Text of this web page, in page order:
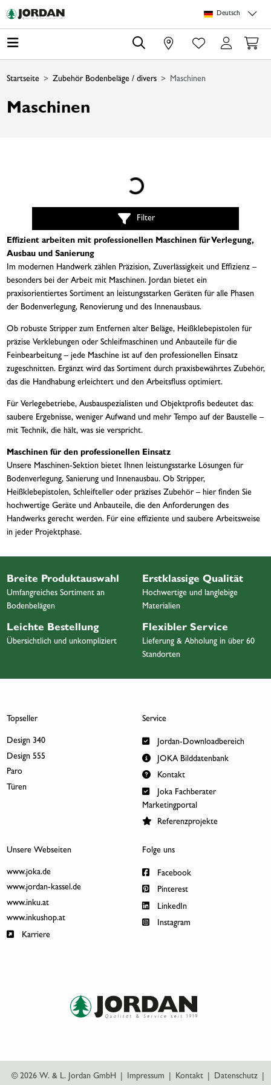
Deutsch
0
Startseite Zubehör Bodenbeläge / divers Maschinen
Maschinen
Loading...
Filter
Effizient arbeiten mit professionellen Maschinen für Verlegung,
Ausbau und Sanierung
Im modernen Handwerk zählen Präzision, Zuverlässigkeit und Effizienz –
besonders bei der Arbeit mit Maschinen. Jordan bietet ein
praxisorientiertes Sortiment an leistungsstarken Geräten für alle Phasen
der Bodenverlegung, Renovierung und des Innenausbaus.
Ob robuste Stripper zum Entfernen alter Beläge, Heißklebepistolen für
präzise Verklebungen oder Schleifmaschinen und Anbauteile für die
Feinbearbeitung – jede Maschine ist auf den professionellen Einsatz
zugeschnitten. Ergänzt wird das Sortiment durch praxisbewährtes Zubehör,
das die Handhabung erleichtert und den Arbeitsfluss optimiert.
Für Verlegebetriebe, Ausbauspezialisten und Objektprofis bedeutet das:
saubere Ergebnisse, weniger Aufwand und mehr Tempo auf der Baustelle –
mit Technik, die hält, was sie verspricht.
Maschinen für den professionellen Einsatz
Unsere Maschinen-Sektion bietet Ihnen leistungsstarke Lösungen für
Bodenverlegung, Sanierung und Innenausbau. Ob Stripper,
Heißklebepistolen, Schleifteller oder präzises Zubehör – hier finden Sie
hochwertige Geräte und Anbauteile, die den Anforderungen des
Handwerks gerecht werden. Für eine effiziente und saubere Arbeitsweise
in jeder Projektphase.
Breite Produktauswahl
Umfangreiches Sortiment an
Bodenbelägen
Erstklassige Qualität
Hochwertige und langlebige
Materialien
Leichte Bestellung
Übersichtlich und unkompliziert
Flexibler Service
Lieferung & Abholung in über 60
Standorten
Topseller
Design 340
Design 555
Paro
Türen
Service
Jordan-Downloadbereich
JOKA Bilddatenbank
Kontakt
Joka Fachberater
Marketingportal
Referenzprojekte
Unsere Webseiten
www.joka.de
www.jordan-kassel.de
www.inku.at
www.inkushop.at
Karriere
Folge uns
Facebook
Pinterest
LinkedIn
Instagram
© 2026 W. & L. Jordan GmbH Impressum Kontakt Datenschutz